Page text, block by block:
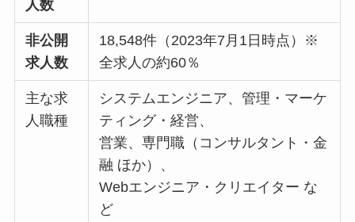
人数
非公開
求人数
18,548件（2023年7月1日時点）※
全求人の約60％
主な求
人職種
システムエンジニア、管理・マーケ
ティング・経営、
営業、専門職（コンサルタント・金
融 ほか）、
Webエンジニア・クリエイター な
ど